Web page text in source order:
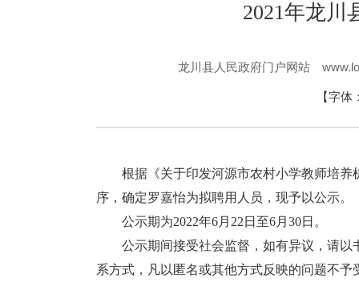
2021年龙川
龙川县人民政府门户网站
【字体
根据《关于印发河源市农村小学教师培养
序，确定罗嘉怡为拟聘用人员，现予以公示。
公示期为2022年6月22日至6月30日。
公示期间接受社会监督，如有异议，请以
系方式，凡以匿名或其他方式反映的问题不予